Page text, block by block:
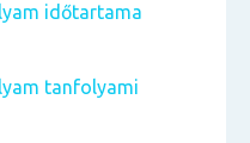
időtartama
tanfolyami